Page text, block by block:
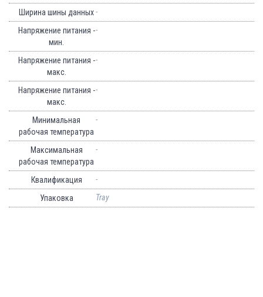
Ширина шины данных-
Напряжение питания -
мин.
-
Напряжение питания -
макс.
-
Напряжение питания -
макс.
-
Минимальная
рабочая температура
-
Максимальная
рабочая температура
-
Квалификация
-
Упаковка
Tray